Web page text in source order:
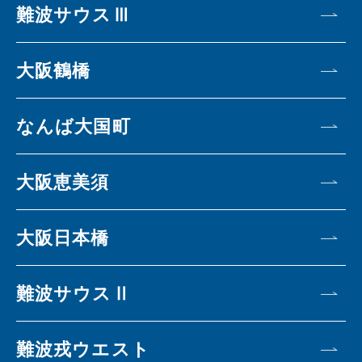
難波サウスⅢ
大阪鶴橋
なんば大国町
大阪恵美須
大阪日本橋
難波サウスⅡ
難波戎ウエスト